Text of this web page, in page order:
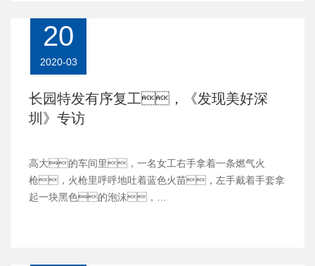
长园特发有序复工，《发现美好深
圳》专访
高大的车间里，一名女工右手拿着一条燃气火
枪，火枪里呼呼地吐着蓝色火苗，左手戴着手套拿
起一块黑色的泡沫，…
20
2020-03